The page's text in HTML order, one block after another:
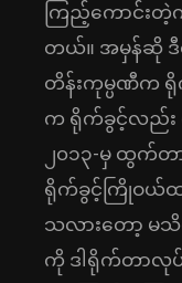
ကြည့်ကောင်းတဲ့
တယ်။ အမှန်ဆို ဒီ
တိန်းကုမ္ပဏီက ရို
က ရိုက်ခွင့်လည်း
၂၀၁၃-မှ ထွက်
ရိုက်ခွင့်ကြိုဝယ်ထ
သလားတော့ မသိပ
ကို ဒါရိုက်တာလု